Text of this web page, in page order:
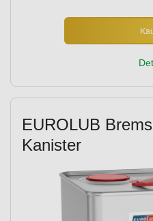
EUROLUB
Kanister